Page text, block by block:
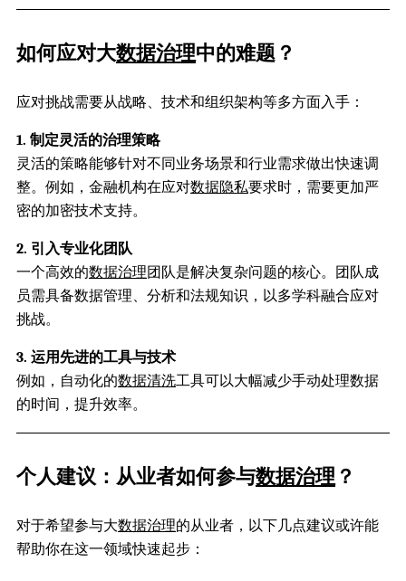
如何应对大数据治理中的难题？
应对挑战需要从战略、技术和组织架构等多方面入手：
1. 制定灵活的治理策略
灵活的策略能够针对不同业务场景和行业需求做出快速调
整。例如，金融机构在应对数据隐私要求时，需要更加严
密的加密技术支持。
2. 引入专业化团队
一个高效的数据治理团队是解决复杂问题的核心。团队成
员需具备数据管理、分析和法规知识，以多学科融合应对
挑战。
3. 运用先进的工具与技术
例如，自动化的数据清洗工具可以大幅减少手动处理数据
的时间，提升效率。
个人建议：从业者如何参与数据治理 ？
对于希望参与大数据治理的从业者，以下几点建议或许能
帮助你在这一领域快速起步：